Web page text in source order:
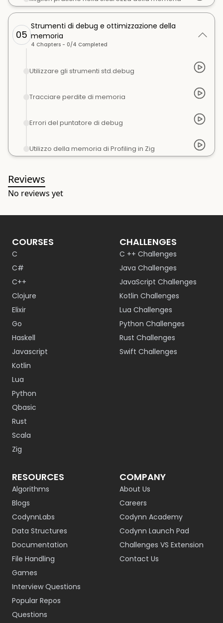
05
Strumenti di debug e ottimizzazione della
memoria
4 Chapters - 0/4 Completed
Utilizzare gli strumenti std.debug
Tracciare perdite di memoria
Errori del puntatore di debug
Utilizzo della memoria di Profiling in Zig
Reviews
No reviews yet
COURSES
C
C#
C++
Clojure
Elixir
Go
Haskell
Javascript
Kotlin
Lua
Python
Qbasic
Rust
Scala
Zig
CHALLENGES
C ++ Challenges
Java Challenges
JavaScript Challenges
Kotlin Challenges
Lua Challenges
Python Challenges
Rust Challenges
Swift Challenges
RESOURCES
Algorithms
Blogs
CodynnLabs
Data Structures
Documentation
File Handling
Games
Interview Questions
Popular Repos
Questions
COMPANY
About Us
Careers
Codynn Academy
Codynn Launch Pad
Challenges VS Extension
Contact Us